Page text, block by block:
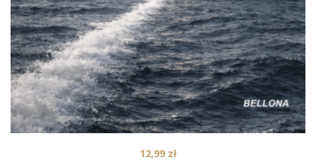
12,99 zł